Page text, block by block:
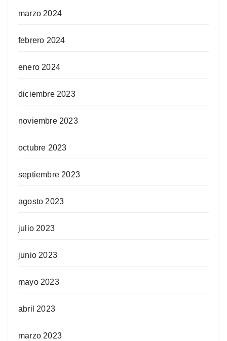
marzo 2024
febrero 2024
enero 2024
diciembre 2023
noviembre 2023
octubre 2023
septiembre 2023
agosto 2023
julio 2023
junio 2023
mayo 2023
abril 2023
marzo 2023